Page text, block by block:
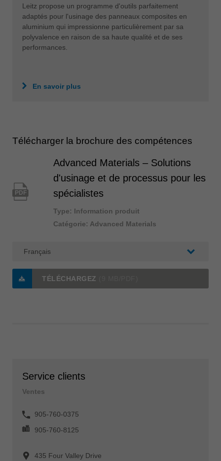
Leitz propose un programme d'outils parfaitement
adaptés pour l'usinage des panneaux composites en
aluminium qui impressionne particulièrement par sa
polyvalence en raison de sa haute qualité et de ses
performances.
En savoir plus
Télécharger la brochure des compétences
PDF
Advanced Materials – Solutions
d'usinage et de processus pour les
spécialistes
Type: Information produit
Catégorie: Advanced Materials
TÉLÉCHARGEZ
Service clients
Ventes
905-760-0375
905-760-8125
435 Four Valley Drive